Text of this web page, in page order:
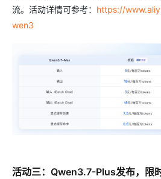
流。活动详情可参考： https://
wen3
活动三：Qwen3.7-Plus发布，限